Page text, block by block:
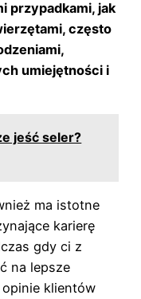
przypadkami, jak
często
umiejętności i
jeść seler?
ma istotne
karierę
gdy ci z
na lepsze
klientów